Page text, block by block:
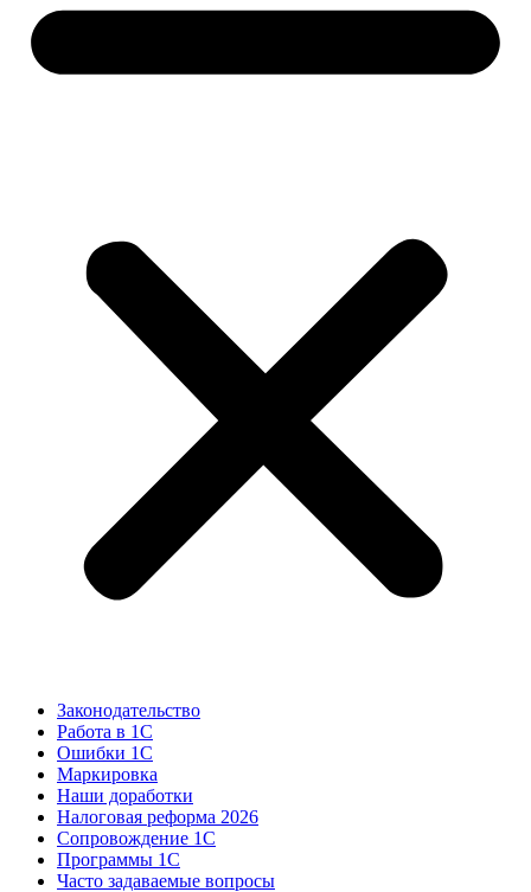
Законодательство
Работа в 1С
Ошибки 1С
Маркировка
Наши доработки
Налоговая реформа 2026
Сопровождение 1С
Программы 1С
Часто задаваемые вопросы